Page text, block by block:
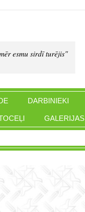
esmu sirdī turējis"
DARBINIEKI
GALERIJAS